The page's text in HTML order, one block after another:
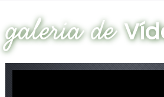
galeria de